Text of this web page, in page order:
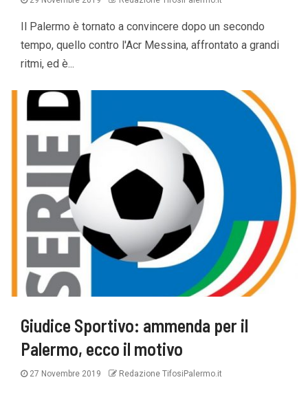
Il Palermo è tornato a convincere dopo un secondo
tempo, quello contro l'Acr Messina, affrontato a grandi
ritmi, ed è...
Giudice Sportivo: ammenda per il
Palermo, ecco il motivo
27 Novembre 2019 Redazione TifosiPalermo.it